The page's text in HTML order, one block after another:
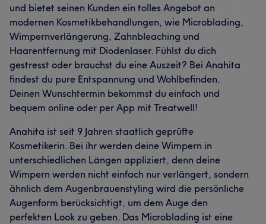
und bietet seinen Kunden ein tolles Angebot an
modernen Kosmetikbehandlungen, wie Microblading,
Wimpernverlängerung, Zahnbleaching und
Haarentfernung mit Diodenlaser. Fühlst du dich
gestresst oder brauchst du eine Auszeit? Bei Anahita
findest du pure Entspannung und Wohlbefinden.
Deinen Wunschtermin bekommst du einfach und
bequem online oder per App mit Treatwell!
Anahita ist seit 9 Jahren staatlich geprüfte
Kosmetikerin. Bei ihr werden deine Wimpern in
unterschiedlichen Längen appliziert, denn deine
Wimpern werden nicht einfach nur verlängert, sondern
ähnlich dem Augenbrauenstyling wird die persönliche
Augenform berücksichtigt, um dem Auge den
perfekten Look zu geben. Das Microblading ist eine